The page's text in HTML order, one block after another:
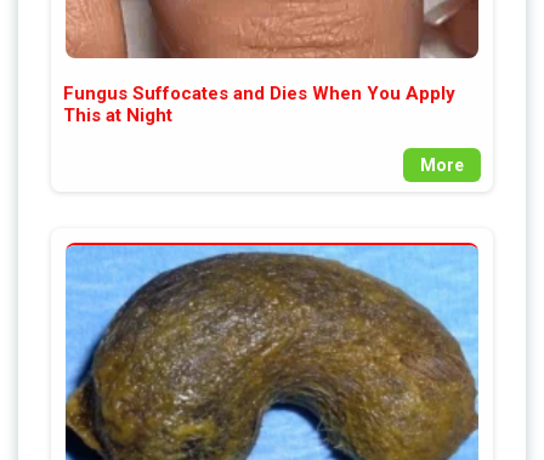
Fungus Suffocates and Dies When You Apply
This at Night
More